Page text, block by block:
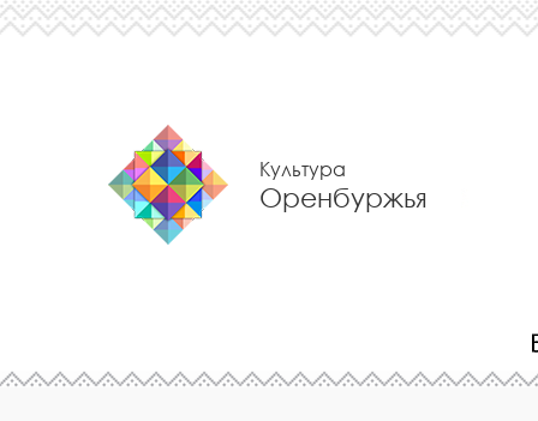
Культура
Оренбуржья